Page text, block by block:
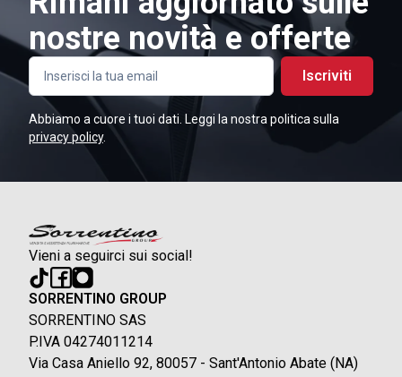
nostre novità e offerte
Iscriviti
Abbiamo a cuore i tuoi dati. Leggi la nostra politica sulla
privacy policy.
Vieni a seguirci sui social!
SORRENTINO GROUP
SORRENTINO SAS
P.IVA 04274011214
Via Casa Aniello 92, 80057 - Sant'Antonio Abate (NA)